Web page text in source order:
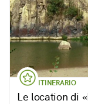
ITINERARIO
Le location di